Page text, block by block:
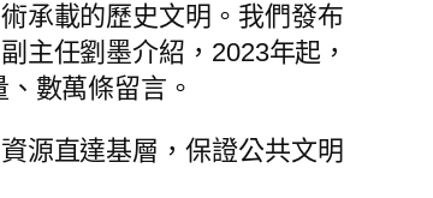
承載的歷史文明。我們發布
主任劉墨介紹，2023年起，
數萬條留言。
源直達基層，保證公共文明